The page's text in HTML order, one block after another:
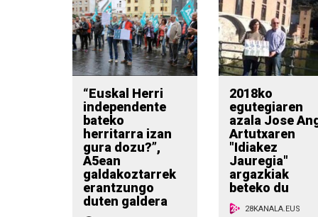
“Euskal Herri
independente
bateko
herritarra izan
gura dozu?”,
A5ean
galdakoztarrek
erantzungo
duten galdera
2018ko
egutegiaren
azala Jose
Artutxaren
"Idiakez
Jauregia"
argazkiak
beteko du
28KANALA.EUS